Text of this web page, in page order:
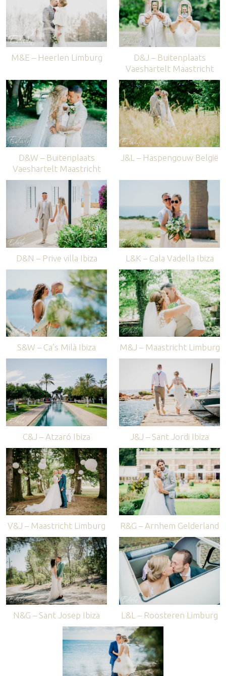
M&E – Heerlen Limburg
D&J – Buitenplaats
Vaeshartelt Maastricht
D&W – Buitenplaats
Vaeshartelt Maastricht
J&L – Haspengouw België
D&N – Prive villa Ibiza L&K – Cala Vadella Ibiza
S&W – Ca’s Milà Ibiza M&J – Maastricht Limburg
C&J – Atzaró Ibiza J&J – Sant Jordi Ibiza
V&J – Maastricht Limburg R&G – Arnhem Gelderland
N&G – Sant Josep Ibiza L&L – Roosteren Limburg